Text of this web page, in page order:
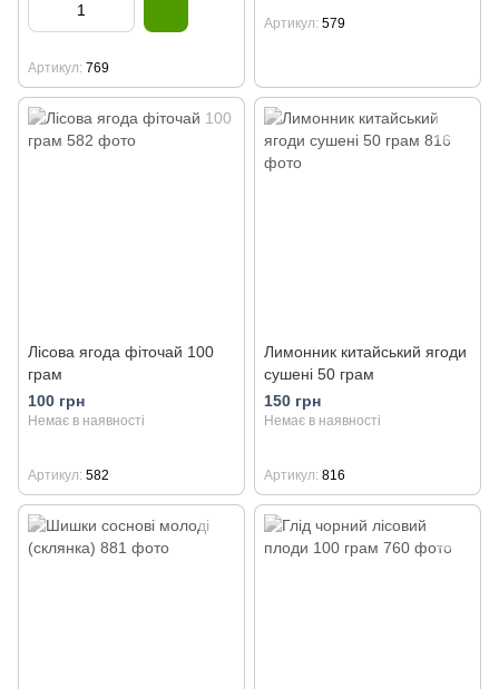
Артикул 769
Артикул 579
Лісова ягода фіточай 100
грам
100 грн
Немає в наявності
Артикул 582
Лимонник китайський ягоди
сушені 50 грам
150 грн
Немає в наявності
Артикул 816